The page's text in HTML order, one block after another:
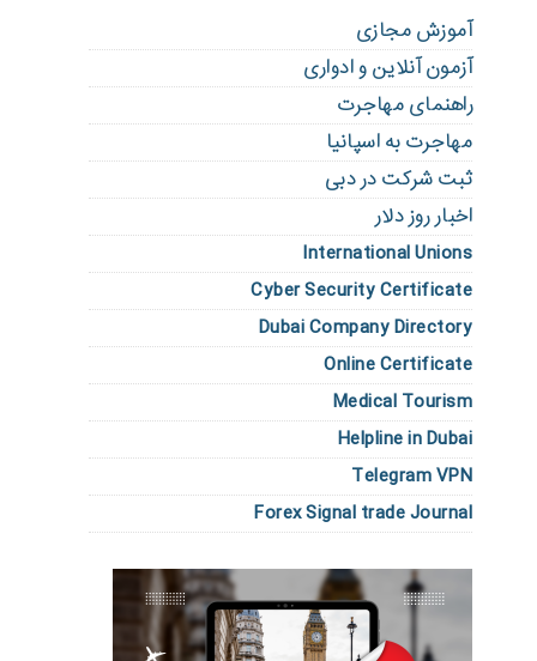
آموزش مجازی
آزمون آنلاین و ادواری
راهنمای مهاجرت
مهاجرت به اسپانیا
ثبت شرکت در دبی
اخبار روز دلار
International Unions
Cyber Security Certificate
Dubai Company Directory
Online Certificate
Medical Tourism
Helpline in Dubai
Telegram VPN
Forex Signal trade Journal